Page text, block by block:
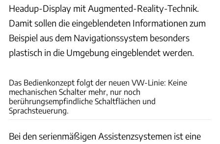
Headup-Display mit Augmented-Reality-Technik.
Damit sollen die eingeblendeten Informationen zum
Beispiel aus dem Navigationssystem besonders
plastisch in die Umgebung eingeblendet werden.
Das Bedienkonzept folgt der neuen VW-Linie: Keine
mechanischen Schalter mehr, nur noch
berührungsempfindliche Schaltflächen und
Sprachsteuerung.
Bei den serienmäßigen Assistenzsystemen ist eine